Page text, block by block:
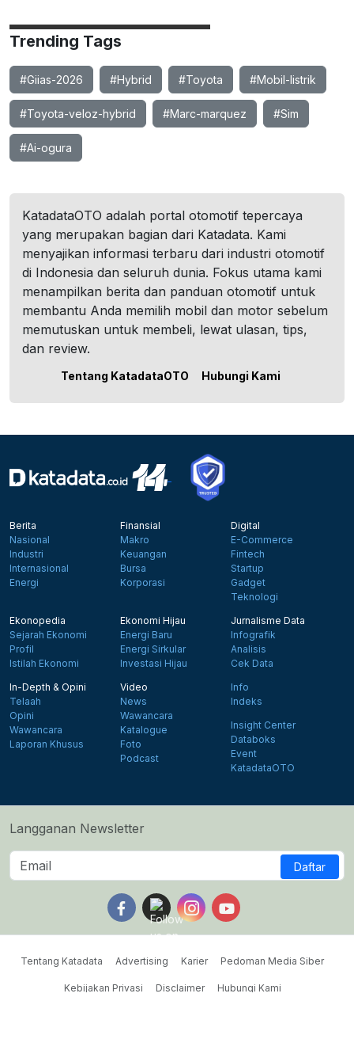
Trending Tags
#Giias-2026 #Hybrid #Toyota #Mobil-listrik
#Toyota-veloz-hybrid #Marc-marquez #Sim
#Ai-ogura
KatadataOTO adalah portal otomotif tepercaya
yang merupakan bagian dari Katadata. Kami
menyajikan informasi terbaru dari industri otomotif
di Indonesia dan seluruh dunia. Fokus utama kami
menampilkan berita dan panduan otomotif untuk
membantu Anda memilih mobil dan motor sebelum
memutuskan untuk membeli, lewat ulasan, tips,
dan review.
Tentang KatadataOTO Hubungi Kami
Berita
Nasional
Industri
Internasional
Energi
Finansial
Makro
Keuangan
Bursa
Korporasi
Digital
E-Commerce
Fintech
Startup
Gadget
Teknologi
Ekonopedia
Sejarah Ekonomi
Profil
Istilah Ekonomi
Ekonomi Hijau
Energi Baru
Energi Sirkular
Investasi Hijau
Jurnalisme Data
Infografik
Analisis
Cek Data
In-Depth & Opini
Telaah
Opini
Wawancara
Laporan Khusus
Video
News
Wawancara
Katalogue
Foto
Podcast
Info
Indeks
Insight Center
Databoks
Event
KatadataOTO
Langganan Newsletter
Daftar
Follow us on Facebook
Follow us on X
Follow us on Instagram
Follow us on
Tentang Katadata Advertising Karier Pedoman Media Siber
Kebijakan Privasi Disclaimer Hubungi Kami